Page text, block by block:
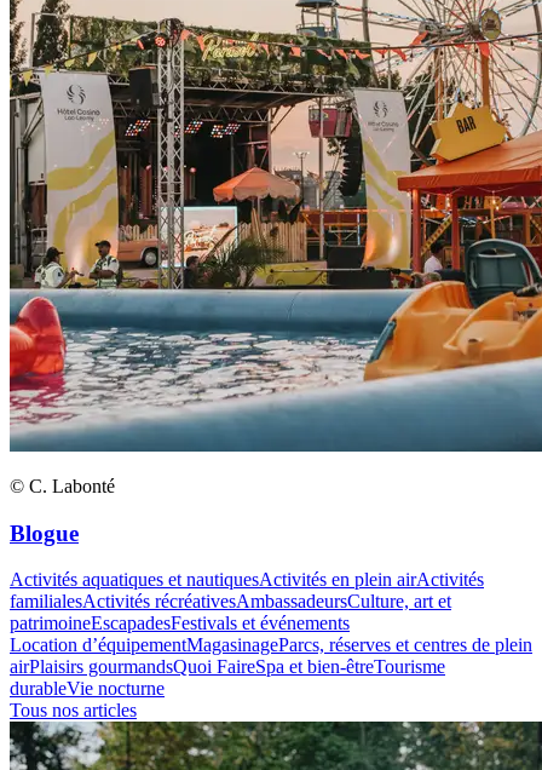
© C. Labonté
Blogue
Activités aquatiques et nautiquesActivités en plein airActivités
familialesActivités récréativesAmbassadeursCulture, art et
patrimoineEscapadesFestivals et événements
Location d’équipementMagasinageParcs, réserves et centres de plein
airPlaisirs gourmandsQuoi FaireSpa et bien-êtreTourisme
durableVie nocturne
Tous nos articles